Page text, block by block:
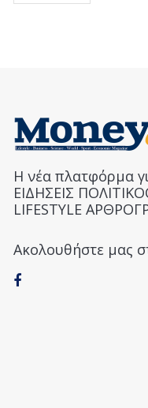
Η νέα πλατφόρμα
ΕΙΔΗΣΕΙΣ
LIFESTYLE
Ακολουθήστε μας